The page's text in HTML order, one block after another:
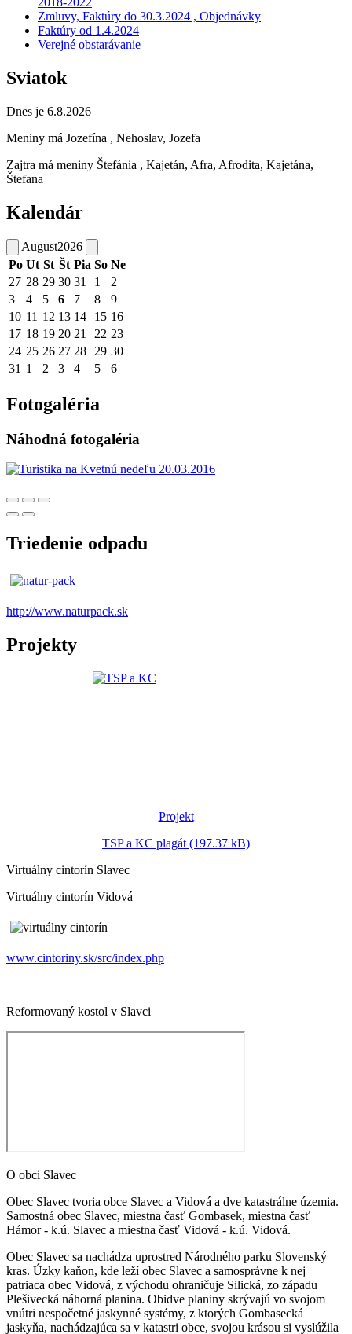
Zmluvy, Faktúry do 30.3.2024 , Objednávky
Faktúry od 1.4.2024
Verejné obstarávanie
Sviatok
Dnes je 6.8.2026
Meniny má Jozefína , Nehoslav, Jozefa
Zajtra má meniny Štefánia , Kajetán, Afra, Afrodita, Kajetána,
Štefana
Kalendár
August2026
Po Ut St Št Pia So Ne
27 28 29 30 31 1
2
3
4 5 6 7 8
9
10 11 12 13 14 15 16
17 18 19 20 21 22 23
24 25 26 27 28 29 30
31 1 2 3 4 5 6
Fotogaléria
Náhodná fotogaléria
Triedenie odpadu
http://www.naturpack.sk
Projekty
Projekt
TSP a KC plagát (197.37 kB)
Virtuálny cintorín Slavec
Virtuálny cintorín Vidová
www.cintoriny.sk/src/index.php
Reformovaný kostol v Slavci
O obci Slavec
Obec Slavec tvoria obce Slavec a Vidová a dve katastrálne územia.
Samostná obec Slavec, miestna časť Gombasek, miestna časť
Hámor - k.ú. Slavec a miestna časť Vidová - k.ú. Vidová.
Obec Slavec sa nachádza uprostred Národného parku Slovenský
kras. Úzky kaňon, kde leží obec Slavec a samosprávne k nej
patriaca obec Vidová, z východu ohraničuje Silická, zo západu
Plešivecká náhorná planina. Obidve planiny skrývajú vo svojom
vnútri nespočetné jaskynné systémy, z ktorých Gombasecká
jaskyňa, nachádzajúca sa v katastri obce, svojou krásou si vyslúžila